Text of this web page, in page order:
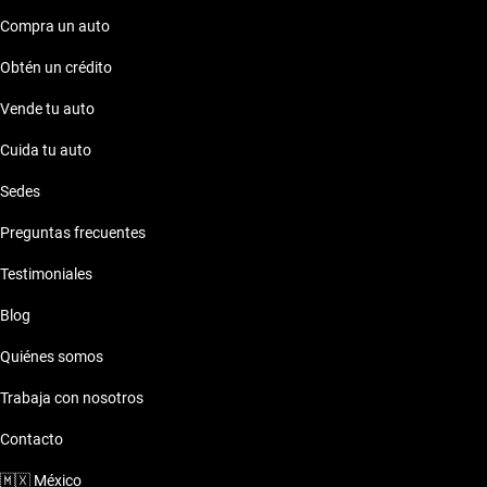
Compra un auto
Obtén un crédito
Vende tu auto
Cuida tu auto
Sedes
Preguntas frecuentes
Testimoniales
Blog
Quiénes somos
Trabaja con nosotros
Contacto
🇲🇽 México